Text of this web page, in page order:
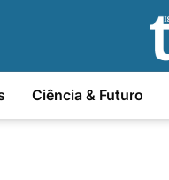
Ciência & Futuro